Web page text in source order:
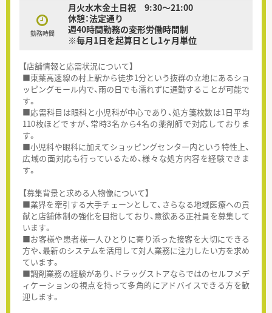
勤務時間
月火水木金土日祝 9:30〜21:00
休憩：法定通り
週40時間勤務の変形労働時間制
※毎月1日を起算日とし1ヶ月単位
【店舗情報と応需状況について】
■東葉高速線の村上駅から徒歩1分という抜群の立地にあるショ
ッピングモール内で、雨の日でも濡れずに通勤することが可能で
す。
■応需科目は眼科と小児科が中心であり、処方箋枚数は1日平均
110枚ほどですが、常時3名から4名の薬剤師で対応しておりま
す。
■小児科や眼科に加えてショッピングセンター内という特性上、
広域の面対応も行っているため、様々な処方内容を経験できま
す。
【募集背景と求める人物像について】
■業界を牽引する大手チェーンとして、さらなる地域医療への貢
献と店舗体制の強化を目指しており、意欲ある正社員を募集して
います。
■お客様や患者様一人ひとりに寄り添った接客を大切にできる
方や、最新のシステムを活用して対人業務に注力したい方を求め
ています。
■調剤業務の経験があり、ドラッグストアならではのセルフメデ
ィケーションの視点を持って多角的にアドバイスできる方を歓
迎します。